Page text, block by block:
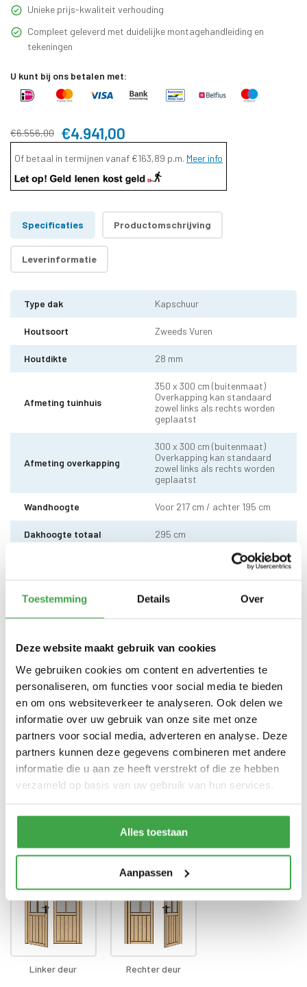
Toestemming Details Over
Deze website maakt gebruik van cookies
We gebruiken cookies om content en advertenties te
personaliseren, om functies voor social media te bieden
en om ons websiteverkeer te analyseren. Ook delen we
informatie over uw gebruik van onze site met onze
partners voor social media, adverteren en analyse. Deze
partners kunnen deze gegevens combineren met andere
informatie die u aan ze heeft verstrekt of die ze hebben
verzameld op basis van uw gebruik van hun services.
Alles toestaan
Aanpassen
Unieke prijs-kwaliteit verhouding
Compleet geleverd met duidelijke montagehandleiding en
tekeningen
U kunt bij ons betalen met:
€6.556,00 €4.941,00
Of betaal in termijnen vanaf €163,89 p.m. Meer info
Specificaties Productomschrijving
Leverinformatie
Type dak Kapschuur
Houtsoort Zweeds Vuren
Houtdikte 28 mm
Afmeting tuinhuis
350 x 300 cm (buitenmaat)
Overkapping kan standaard
zowel links als rechts worden
geplaatst
Afmeting overkapping
300 x 300 cm (buitenmaat)
Overkapping kan standaard
zowel links als rechts worden
geplaatst
Wandhoogte Voor 217 cm / achter 195 cm
Dakhoogte totaal 295 cm
10 x 10 cm - 1 stuks incl.
Dakhout 18 mm dakhout
zwart en groen)
Deur
Dubbele deur zonder drempel -
voorzien van echt glas
Doorloophoogte deur 188 cm
Bevestigingsmaterialen
Alle bevestigingsmaterialen
zijn inbegrepen
Transport
Gratis thuisbezorgd - In
Nederland
Linker deur Rechter deur